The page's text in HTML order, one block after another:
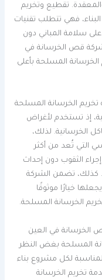
تقطيع وتخريم
فهي تتطلب تقنيات
سلامة المباني دون
قص الخرسانة في
المسلحة بأعلى
الخرسانة المسلحة
إذ تستخدم لأغراض
الخرسانية. لذلك،
التي تُعد من أكثر
الثقوب دون إحداث
كذلك، تضمن الشركة
خيارًا موثوقًا
الخرسانة المسلحة.
في العين
المسلحة بغض النظر
لكل مشروع بناء
تخريم الخرسانة